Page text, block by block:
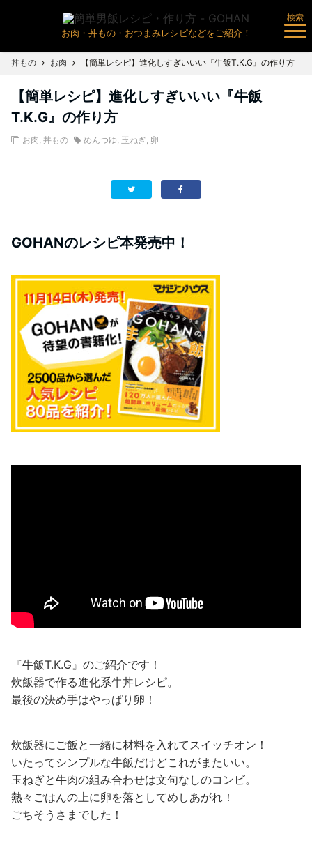
お肉・丼もの・おつまみレシピなどをご紹介！
検索
丼もの お肉 【簡単レシピ】進化しすぎいいい『牛飯T.K.G』の作り方
【簡単レシピ】進化しすぎいいい『牛飯
T.K.G』の作り方
お肉, 丼もの めんつゆ, 玉ねぎ, 卵
GOHANのレシピ本発売中！
『牛飯T.K.G』のご紹介です！
炊飯器で作る進化系牛丼レシピ。
最後の決め手はやっぱり卵！
炊飯器にご飯と一緒に材料を入れてスイッチオン！
いたってシンプルな牛飯だけどこれがまたいい。
玉ねぎと牛肉の組み合わせは文句なしのコンビ。
熱々ごはんの上に卵を落としてめしあがれ！
ごちそうさまでした！